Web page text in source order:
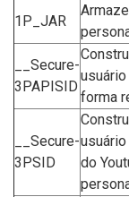
1P_JAR
__Secure-
3PAPISID
forma
__Secure-
3PSID
do